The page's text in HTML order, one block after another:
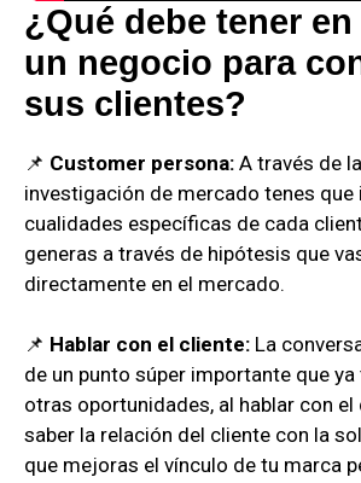
¿Qué debe tener
un negocio para
sus clientes?
📌 Customer persona: A través de
investigación de mercado tenes
cualidades específicas de cada
generas a través de hipótesis que
directamente en el mercado.
📌 Hablar con el cliente: La
de un punto súper importante que
otras oportunidades, al hablar con
saber la relación del cliente con la
que mejoras el vínculo de tu marca